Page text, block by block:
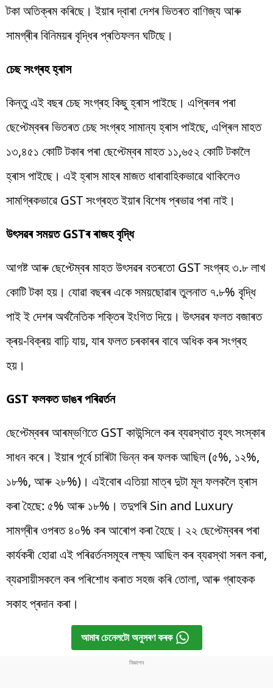
টকা অতিক্ৰম কৰিছে। ইয়াৰ দ্বাৰা দেশৰ ভিতৰত বাণিজ্য আৰু
সামগ্ৰীৰ বিনিময়ৰ বৃদ্ধিৰ প্ৰতিফলন ঘটিছে।
চেছ সংগ্ৰহ হ্ৰাস
কিন্তু এই বছৰ চেছ সংগ্ৰহ কিছু হ্ৰাস পাইছে। এপ্ৰিলৰ পৰা
ছেপ্টেম্বৰৰ ভিতৰত চেছ সংগ্ৰহ সামান্য হ্ৰাস পাইছে, এপ্ৰিল মাহত
১৩,৪৫১ কোটি টকাৰ পৰা ছেপ্টেম্বৰ মাহত ১১,৬৫২ কোটি টকালৈ
হ্ৰাস পাইছে। এই হ্ৰাস মাহৰ মাজত ধাৰাবাহিকভাৱে থাকিলেও
সামগ্ৰিকভাৱে GST সংগ্ৰহত ইয়াৰ বিশেষ প্ৰভাৱ পৰা নাই।
উৎসৱৰ সময়ত GSTৰ ৰাজহ বৃদ্ধি
আগষ্ট আৰু ছেপ্টেম্বৰ মাহত উৎসৱৰ বতৰতো GST সংগ্ৰহ ৩.৮ লাখ
কোটি টকা হয়। যোৱা বছৰৰ একে সময়ছোৱাৰ তুলনাত ৭.৮% বৃদ্ধি
পাই ই দেশৰ অৰ্থনৈতিক শক্তিৰ ইংগিত দিয়ে। উৎসৱৰ ফলত বজাৰত
ক্ৰয়-বিক্ৰয় বাঢ়ি যায়, যাৰ ফলত চৰকাৰৰ বাবে অধিক কৰ সংগ্ৰহ
হয়।
GST ফলকত ডাঙৰ পৰিৱৰ্তন
ছেপ্টেম্বৰৰ আৰম্ভণিতে GST কাউন্সিলে কৰ ব্যৱস্থাত বৃহৎ সংস্কাৰ
সাধন কৰে। ইয়াৰ পূৰ্বে চাৰিটা ভিন্ন কৰ ফলক আছিল (৫%, ১২%,
১৮%, আৰু ২৮%)। এইবোৰ এতিয়া মাত্ৰ দুটা মূল ফলকলৈ হ্ৰাস
কৰা হৈছে: ৫% আৰু ১৮%। তদুপৰি Sin and Luxury
সামগ্ৰীৰ ওপৰত ৪০% কৰ আৰোপ কৰা হৈছে। ২২ ছেপ্টেম্বৰৰ পৰা
কাৰ্যকৰী হোৱা এই পৰিৱৰ্তনসমূহৰ লক্ষ্য আছিল কৰ ব্যৱস্থা সৰল কৰা,
ব্যৱসায়ীসকলে কৰ পৰিশোধ কৰাত সহজ কৰি তোলা, আৰু গ্ৰাহকক
সকাহ প্ৰদান কৰা।
আমাৰ চেনেলটো অনুসৰণ কৰক